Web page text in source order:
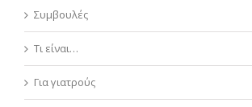
Συμβουλές
Τι είναι…
Για γιατρούς